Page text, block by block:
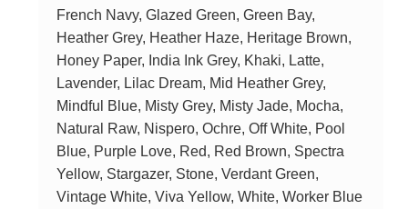
French Navy, Glazed Green, Green Bay,
Heather Grey, Heather Haze, Heritage Brown,
Honey Paper, India Ink Grey, Khaki, Latte,
Lavender, Lilac Dream, Mid Heather Grey,
Mindful Blue, Misty Grey, Misty Jade, Mocha,
Natural Raw, Nispero, Ochre, Off White, Pool
Blue, Purple Love, Red, Red Brown, Spectra
Yellow, Stargazer, Stone, Verdant Green,
Vintage White, Viva Yellow, White, Worker Blue